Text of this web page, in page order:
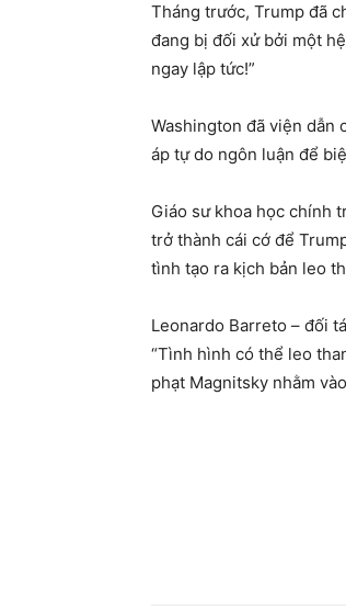
Tháng trước, Trump đã
đang bị đối xử bởi một
ngay lập tức!”
Washington đã viện dẫn
áp tự do ngôn luận để
Giáo sư khoa học chính
trở thành cái cớ để
tình tạo ra kịch bản leo
Leonardo Barreto – đối
“Tình hình có thể leo
phạt Magnitsky nhằm